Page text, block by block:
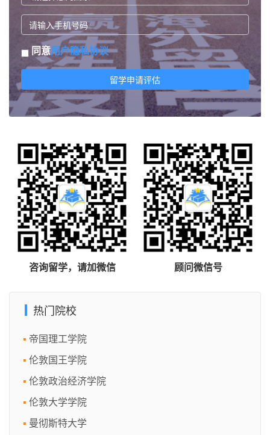
同意用户隐私协议
留学申请评估
咨询留学，请加微信 顾问微信号
热门院校
帝国理工学院
伦敦国王学院
伦敦政治经济学院
伦敦大学学院
曼彻斯特大学